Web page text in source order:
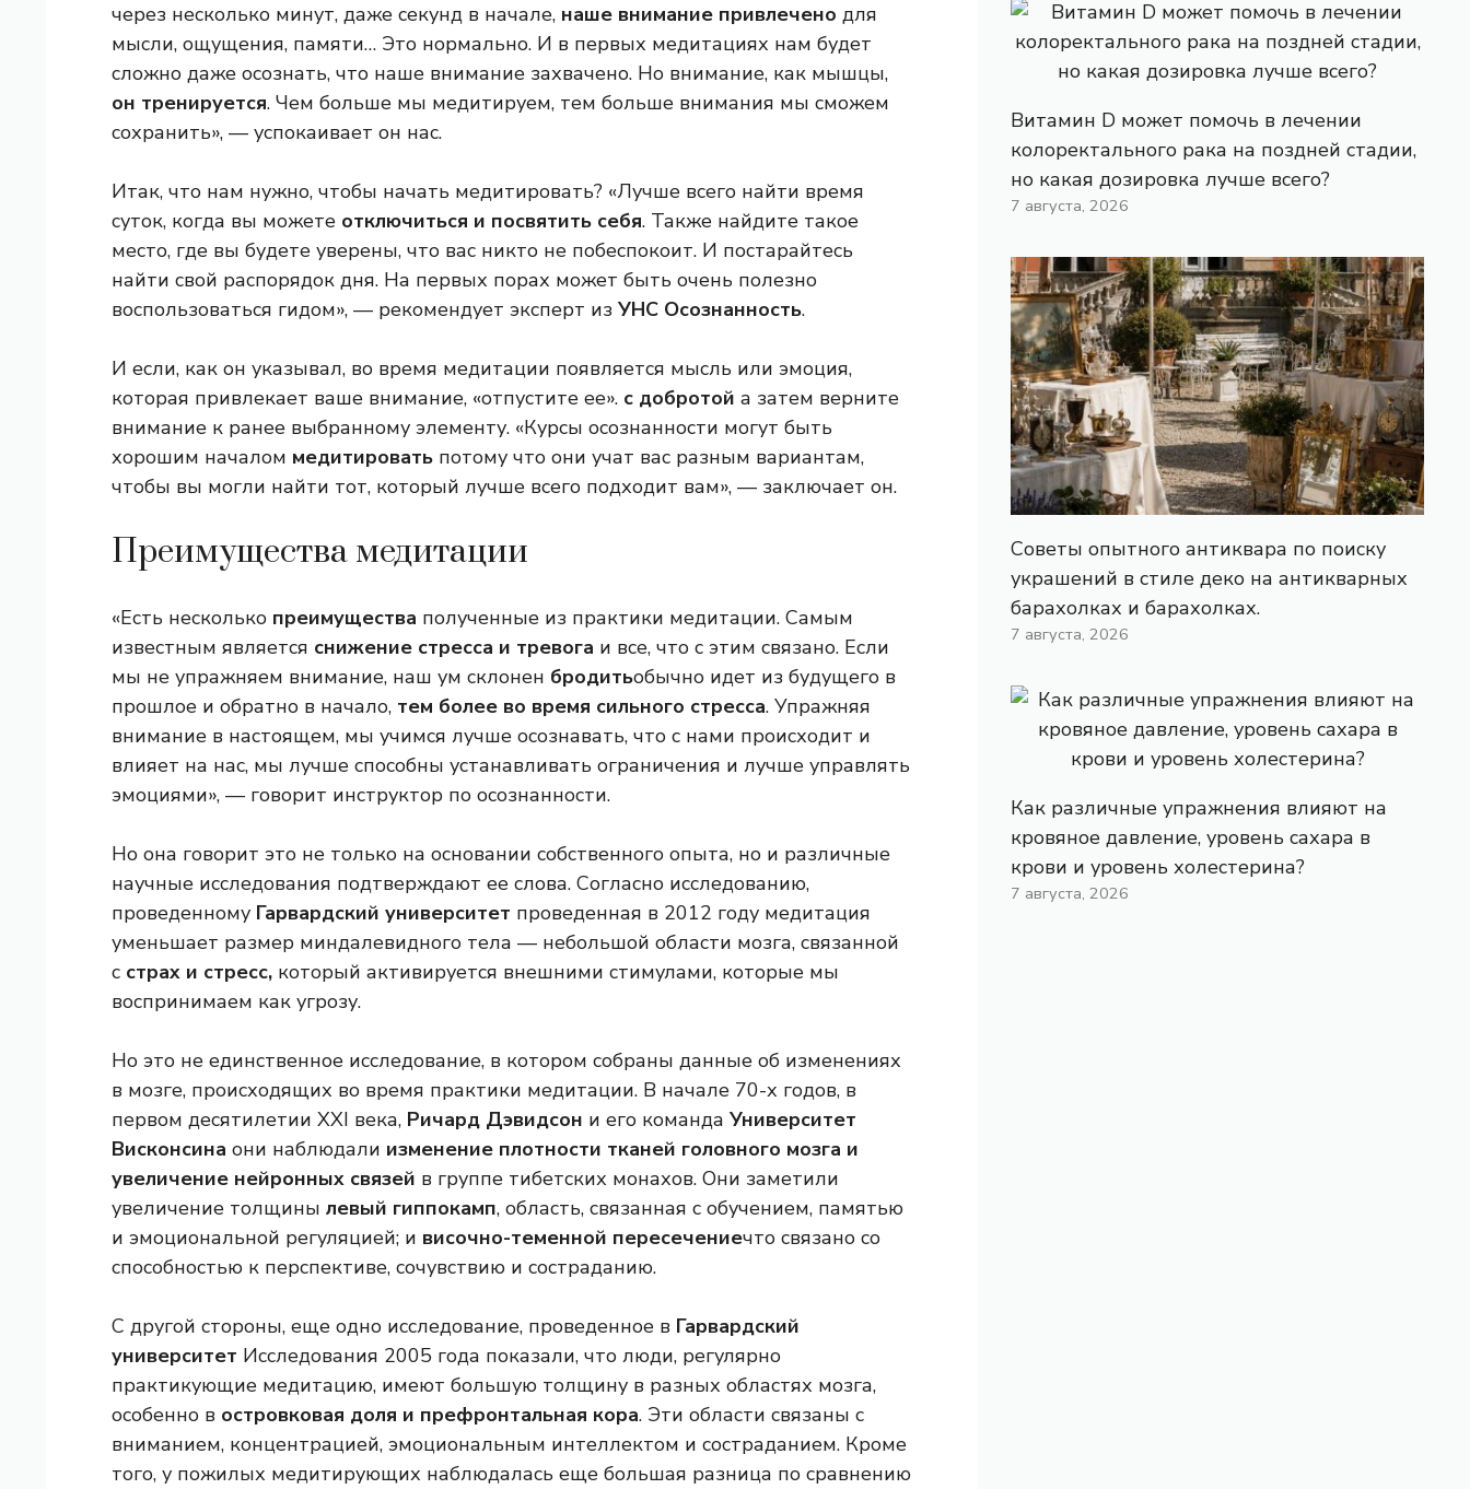
через несколько минут, даже секунд в начале, наше внимание привлечено для
мысли, ощущения, памяти… Это нормально. И в первых медитациях нам будет
сложно даже осознать, что наше внимание захвачено. Но внимание, как мышцы,
он тренируется. Чем больше мы медитируем, тем больше внимания мы сможем
сохранить», — успокаивает он нас.
Итак, что нам нужно, чтобы начать медитировать? «Лучше всего найти время
суток, когда вы можете отключиться и посвятить себя. Также найдите такое
место, где вы будете уверены, что вас никто не побеспокоит. И постарайтесь
найти свой распорядок дня. На первых порах может быть очень полезно
воспользоваться гидом», — рекомендует эксперт из УНС Осознанность.
И если, как он указывал, во время медитации появляется мысль или эмоция,
которая привлекает ваше внимание, «отпустите ее». с добротой а затем верните
внимание к ранее выбранному элементу. «Курсы осознанности могут быть
хорошим началом медитировать потому что они учат вас разным вариантам,
чтобы вы могли найти тот, который лучше всего подходит вам», — заключает он.
Преимущества медитации
«Есть несколько преимущества полученные из практики медитации. Самым
известным является снижение стресса и тревога и все, что с этим связано. Если
мы не упражняем внимание, наш ум склонен бродитьобычно идет из будущего в
прошлое и обратно в начало, тем более во время сильного стресса. Упражняя
внимание в настоящем, мы учимся лучше осознавать, что с нами происходит и
влияет на нас, мы лучше способны устанавливать ограничения и лучше управлять
эмоциями», — говорит инструктор по осознанности.
Но она говорит это не только на основании собственного опыта, но и различные
научные исследования подтверждают ее слова. Согласно исследованию,
проведенному Гарвардский университет проведенная в 2012 году медитация
уменьшает размер миндалевидного тела — небольшой области мозга, связанной
с страх и стресс, который активируется внешними стимулами, которые мы
воспринимаем как угрозу.
Но это не единственное исследование, в котором собраны данные об изменениях
в мозге, происходящих во время практики медитации. В начале 70-х годов, в
первом десятилетии XXI века, Ричард Дэвидсон и его команда Университет
Висконсина они наблюдали изменение плотности тканей головного мозга и
увеличение нейронных связей в группе тибетских монахов. Они заметили
увеличение толщины левый гиппокамп, область, связанная с обучением, памятью
и эмоциональной регуляцией; и височно-теменной пересечениечто связано со
способностью к перспективе, сочувствию и состраданию.
С другой стороны, еще одно исследование, проведенное в Гарвардский
университет Исследования 2005 года показали, что люди, регулярно
практикующие медитацию, имеют большую толщину в разных областях мозга,
особенно в островковая доля и префронтальная кора. Эти области связаны с
вниманием, концентрацией, эмоциональным интеллектом и состраданием. Кроме
того, у пожилых медитирующих наблюдалась еще большая разница по сравнению
Витамин D может помочь в лечении
колоректального рака на поздней стадии,
но какая дозировка лучше всего?
7 августа, 2026
Советы опытного антиквара по поиску
украшений в стиле деко на антикварных
барахолках и барахолках.
7 августа, 2026
Как различные упражнения влияют на
кровяное давление, уровень сахара в
крови и уровень холестерина?
7 августа, 2026